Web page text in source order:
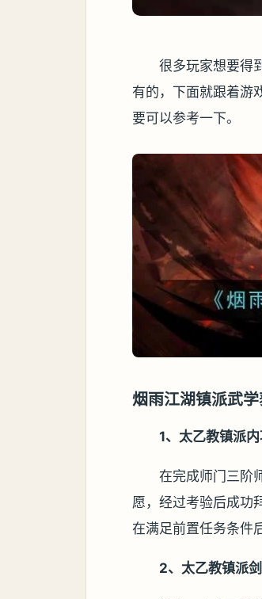
很多玩家想要得
有的，下面就跟着游
要可以参考一下。
烟雨江湖镇派武
1、太乙教镇派
在完成师门三阶
愿，经过考验后成功
在满足前置任务条件
2、太乙教镇派